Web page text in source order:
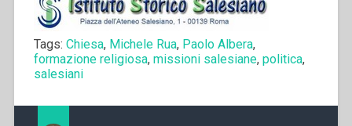
Tags: Chiesa, Michele Rua, Paolo Albera,
formazione religiosa, missioni salesiane, politica,
salesiani